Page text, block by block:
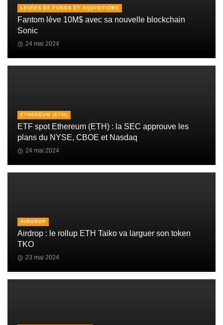
LEVÉES DE FONDS ET AQUISITIONS
Fantom lève 10M$ avec sa nouvelle blockchain
Sonic
24 mai 2024
ETHEREUM (ETH)
ETF spot Ethereum (ETH) : la SEC approuve les
plans du NYSE, CBOE et Nasdaq
24 mai 2024
AIRDROP
Airdrop : le rollup ETH Taiko va larguer son token
TKO
23 mai 2024